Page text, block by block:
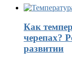
Как
черепах?
развитии